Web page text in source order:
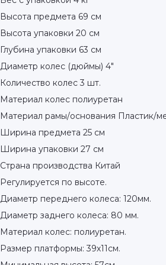
Высота предмета 69 см
Высота упаковки 20 см
Глубина упаковки 63 см
Диаметр колес (дюймы) 4"
Количество колес 3 шт.
Материал колес полиуретан
Материал рамы/основания Пластик/
Ширина предмета 25 см
Ширина упаковки 27 см
Страна производства Китай
Регулируется по высоте.
Диаметр переднего колеса: 120мм.
Диаметр заднего колеса: 80 мм.
Материал колес: полиуретан.
Размер платформы: 39х11см.